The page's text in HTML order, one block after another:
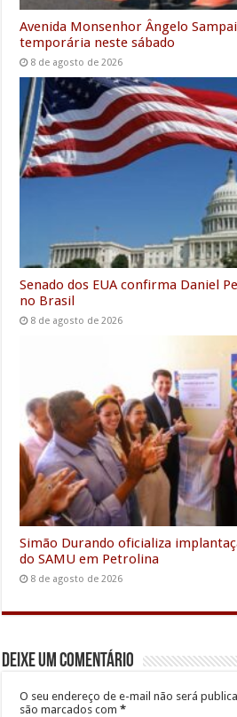
Avenida Monsenhor Ângelo
temporária neste sábado
8 de agosto de 2026
Senado dos EUA confirma Daniel
no Brasil
8 de agosto de 2026
Simão Durando oficializa
do SAMU em Petrolina
8 de agosto de 2026
Deixe um comentário
O seu endereço de e-mail não será
são marcados com*